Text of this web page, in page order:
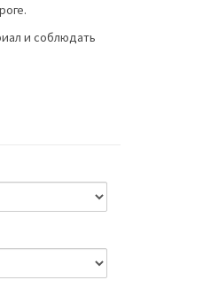
и соблюдать